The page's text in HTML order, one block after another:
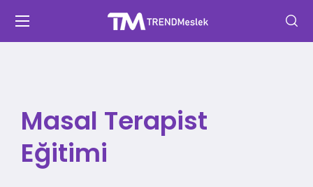
Masal Terapist
Eğitimi